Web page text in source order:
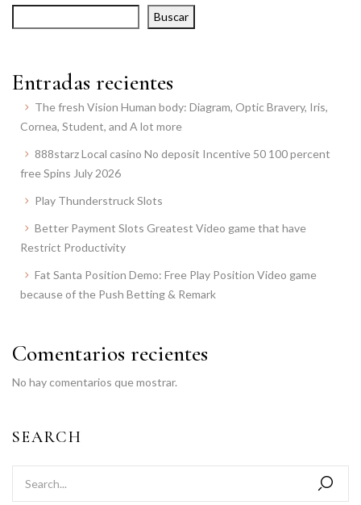
Buscar
Entradas recientes
The fresh Vision Human body: Diagram, Optic Bravery, Iris,
Cornea, Student, and A lot more
888starz Local casino No deposit Incentive 50 100 percent
free Spins July 2026
Play Thunderstruck Slots
Better Payment Slots Greatest Video game that have
Restrict Productivity
Fat Santa Position Demo: Free Play Position Video game
because of the Push Betting & Remark
Comentarios recientes
No hay comentarios que mostrar.
SEARCH